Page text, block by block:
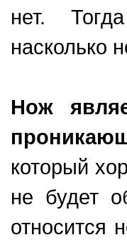
нет.
насколько
Нож
который
не будет
относится